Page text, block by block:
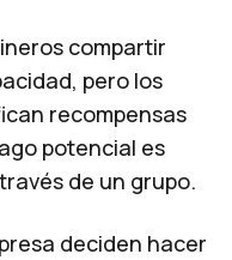
compartir
pero los
recompensas
potencial es
de un grupo.
deciden hacer